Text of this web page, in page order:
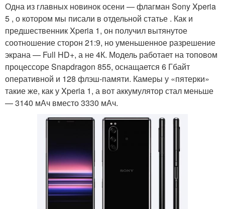
Одна из главных новинок осени — флагман Sony Xperia
5 , о котором мы писали в отдельной статье . Как и
предшественник Xperia 1, он получил вытянутое
соотношение сторон 21:9, но уменьшенное разрешение
экрана — Full HD+, а не 4К. Модель работает на топовом
процессоре Snapdragon 855, оснащается 6 Гбайт
оперативной и 128 флэш-памяти. Камеры у «пятерки»
такие же, как у Xperia 1, а вот аккумулятор стал меньше
— 3140 мАч вместо 3330 мАч.